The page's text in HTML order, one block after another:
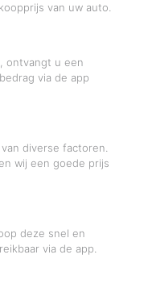
van uw auto.
ontvangt u een
via de app
diverse factoren.
wij een goede prijs
deze snel en
via de app.